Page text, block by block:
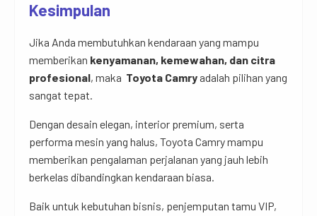
Kesimpulan
Jika Anda membutuhkan kendaraan yang mampu
memberikan kenyamanan, kemewahan, dan citra
profesional, maka Toyota Camry adalah pilihan yang
sangat tepat.
Dengan desain elegan, interior premium, serta
performa mesin yang halus, Toyota Camry mampu
memberikan pengalaman perjalanan yang jauh lebih
berkelas dibandingkan kendaraan biasa.
Baik untuk kebutuhan bisnis, penjemputan tamu VIP,